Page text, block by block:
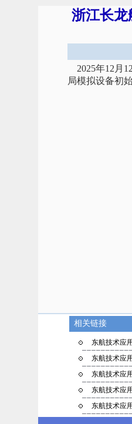
浙江长龙
2025年12月
局模拟设备初
相关链接
东航技术应
东航技术应
东航技术应
东航技术应
东航技术应